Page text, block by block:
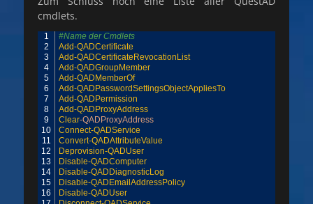
cmdlets.
1
2
3
4
5
6
7
8
9
10
11
12
13
14
15
16
#Name der
Add-QADCertificate
Add-QADCertificateRevocationList
Add-QADGroupMember
Add-QADMemberOf
Add-QADPasswordSettingsObjectAppliesTo
Add-QADPermission
Add-QADProxyAddress
Clear-QADProxyAddress
Connect-QADService
Convert-QADAttributeValue
Deprovision-QADUser
Disable-QADComputer
Disable-QADDiagnosticLog
Disable-QADEmailAddressPolicy
Disable-QADUser